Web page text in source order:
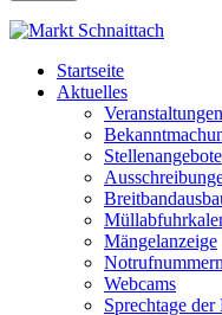
Startseite
Aktuelles
Veranstaltungen
Stellenangebote
Mängelanzeige
Notrufnummern
Webcams
Sprechtage